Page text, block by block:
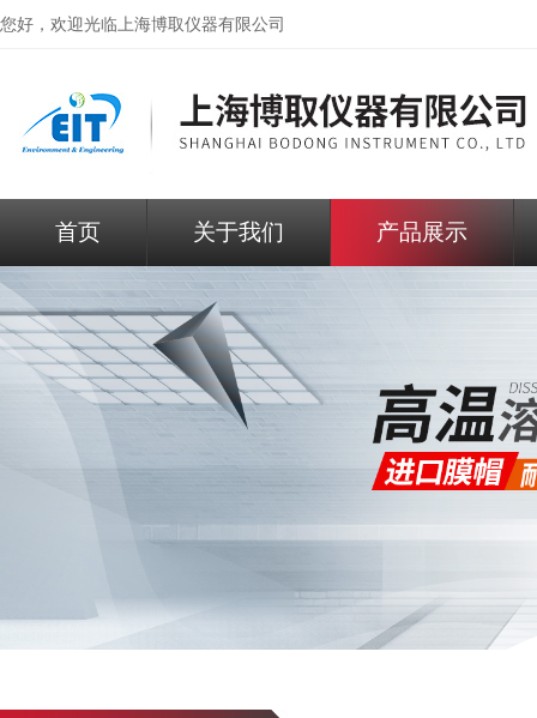
您好，欢迎光临上海博取仪器有限公司
首页 关于我们 产品展示